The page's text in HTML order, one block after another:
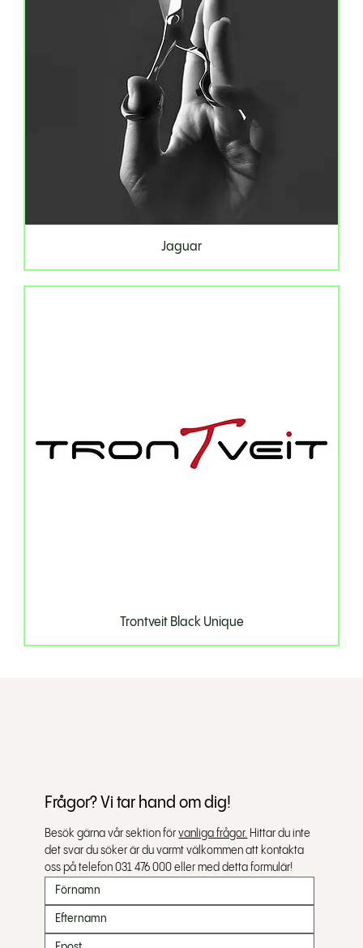
Jaguar
Trontveit Black Unique
Frågor? Vi tar hand om dig!
Besök gärna vår sektion för vanliga frågor. Hittar du inte
det svar du söker är du varmt välkommen att kontakta
oss på telefon 031 476 000 eller med detta formulär!